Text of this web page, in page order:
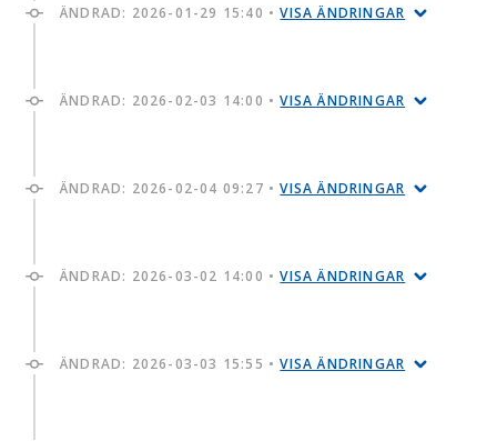
ÄNDRAD: 2026-01-29 15:40 •VISA ÄNDRINGAR
ÄNDRAD: 2026-02-03 14:00 •VISA ÄNDRINGAR
ÄNDRAD: 2026-02-04 09:27 •VISA ÄNDRINGAR
ÄNDRAD: 2026-03-02 14:00 •VISA ÄNDRINGAR
ÄNDRAD: 2026-03-03 15:55 •VISA ÄNDRINGAR